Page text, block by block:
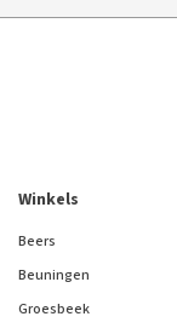
Winkels
Beers
Beuningen
Groesbeek